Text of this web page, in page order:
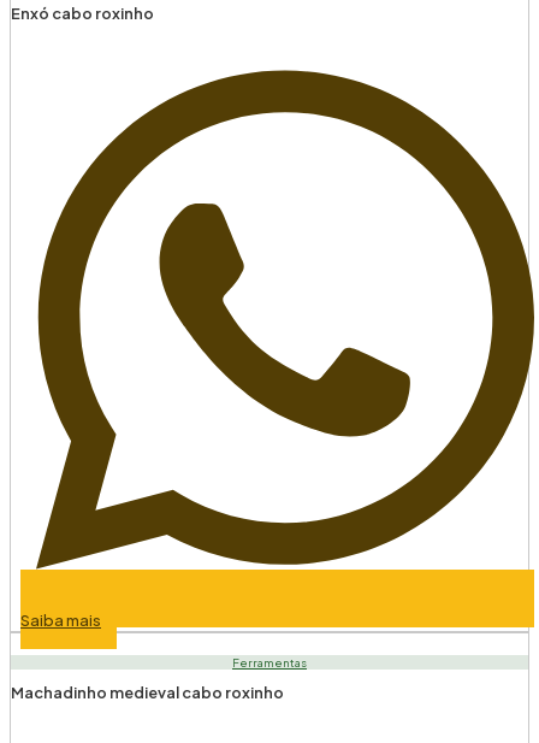
Enxó cabo roxinho
Saiba mais
Ferramentas
Machadinho medieval cabo roxinho